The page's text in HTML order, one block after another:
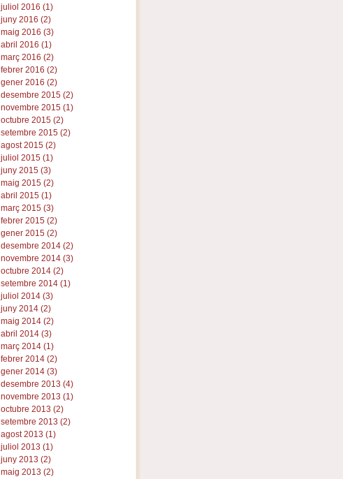
juliol 2016 (1)
juny 2016 (2)
maig 2016 (3)
abril 2016 (1)
març 2016 (2)
febrer 2016 (2)
gener 2016 (2)
desembre 2015 (2)
novembre 2015 (1)
octubre 2015 (2)
setembre 2015 (2)
agost 2015 (2)
juliol 2015 (1)
juny 2015 (3)
maig 2015 (2)
abril 2015 (1)
març 2015 (3)
febrer 2015 (2)
gener 2015 (2)
desembre 2014 (2)
novembre 2014 (3)
octubre 2014 (2)
setembre 2014 (1)
juliol 2014 (3)
juny 2014 (2)
maig 2014 (2)
abril 2014 (3)
març 2014 (1)
febrer 2014 (2)
gener 2014 (3)
desembre 2013 (4)
novembre 2013 (1)
octubre 2013 (2)
setembre 2013 (2)
agost 2013 (1)
juliol 2013 (1)
juny 2013 (2)
maig 2013 (2)